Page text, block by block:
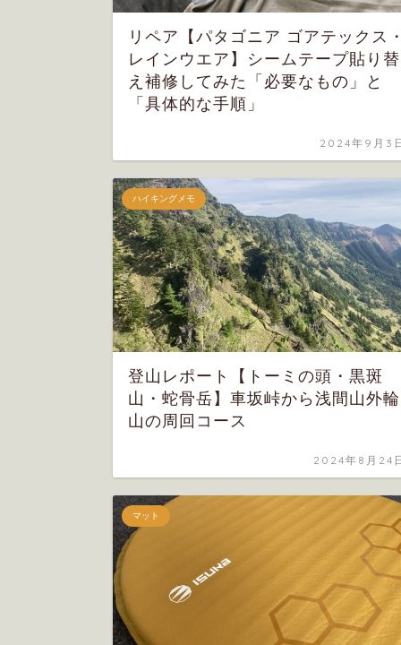
リペア【パタゴニア ゴアテックス
レインウエア】シームテープ貼り替
え補修してみた「必要なもの」と
「具体的な手順」
2024年9月3
ハイキングメモ
登山レポート【トーミの頭・黒斑
山・蛇骨岳】車坂峠から浅間山外輪
山の周回コース
2024年8月24
マット